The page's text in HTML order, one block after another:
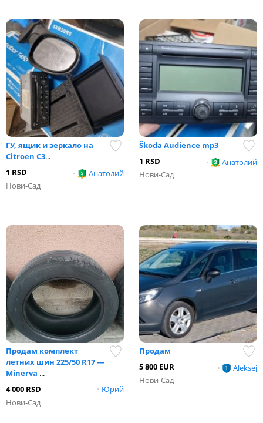
ГУ, ящик и зеркало на
Citroen C3...
•
Анатолий
1 RSD
Нови-Сад
Škoda Audience mp3
•
Анатолий
1 RSD
Нови-Сад
Продам комплект
летних шин 225/50 R17 —
Minerva ...
• Юрий
4 000 RSD
Нови-Сад
Продам
•
Aleksej
5 800 EUR
Нови-Сад